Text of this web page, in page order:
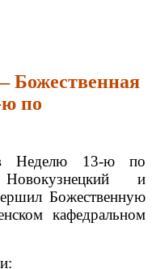
Собор Новокузнецк
Божественная
по
Неделю 13-ю по
и
Божественную
кафедральном